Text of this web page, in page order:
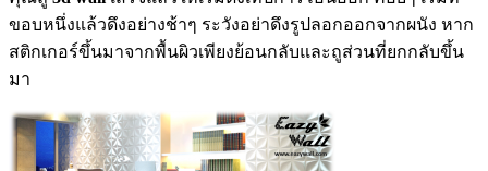
ขอบหนึ่งแล้วดึงอย่างช้าๆ ระวังอย่าดึงรูปลอกออกจากผนัง หาก
สติกเกอร์ขึ้นมาจากพื้นผิวเพียงย้อนกลับและถูส่วนที่ยกกลับขึ้น
มา